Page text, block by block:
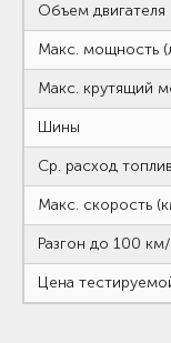
Объем двигателя
Макс. мощность
Макс. крутящий
Шины
Ср. расход
Макс. скорость
Разгон до 100
Цена